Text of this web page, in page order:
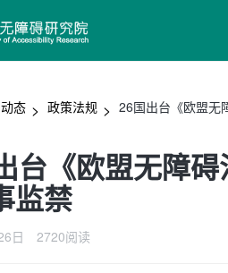
态 政策法规 26国出台《欧盟无
台《欧盟无障
监禁
日 2720阅读